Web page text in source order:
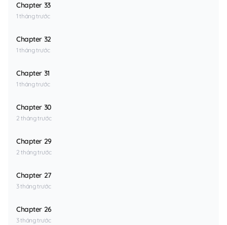
Chapter 33
1 tháng trước
Chapter 32
1 tháng trước
Chapter 31
1 tháng trước
Chapter 30
2 tháng trước
Chapter 29
2 tháng trước
Chapter 27
3 tháng trước
Chapter 26
3 tháng trước